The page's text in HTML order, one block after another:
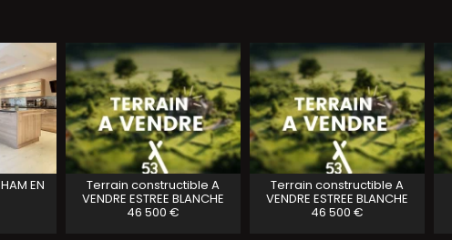
HAM EN Terrain constructible A
VENDRE ESTREE BLANCHE
46 500 €
Terrain constructible A
VENDRE ESTREE BLANCHE
46 500 €